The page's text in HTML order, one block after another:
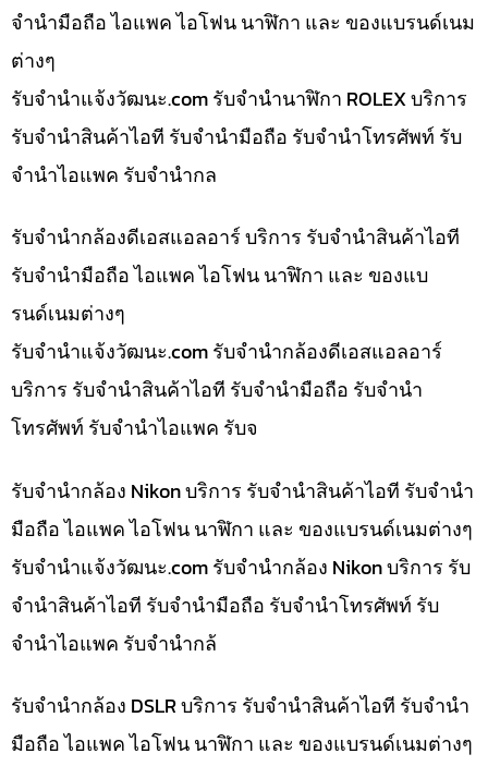
จำนำมือถือ ไอแพค ไอโฟน นาฬิกา และ ของแบรนด์เนม
ต่างๆ
รับจํานําแจ้งวัฒนะ.com รับจำนำนาฬิกา ROLEX บริการ
รับจำนำสินค้าไอที รับจำนำมือถือ รับจำนำโทรศัพท์ รับ
จำนำไอแพค รับจำนำกล
รับจำนำกล้องดีเอสแอลอาร์ บริการ รับจำนำสินค้าไอที
รับจำนำมือถือ ไอแพค ไอโฟน นาฬิกา และ ของแบ
รนด์เนมต่างๆ
รับจํานําแจ้งวัฒนะ.com รับจำนำกล้องดีเอสแอลอาร์
บริการ รับจำนำสินค้าไอที รับจำนำมือถือ รับจำนำ
โทรศัพท์ รับจำนำไอแพค รับจ
รับจำนำกล้อง Nikon บริการ รับจำนำสินค้าไอที รับจำนำ
มือถือ ไอแพค ไอโฟน นาฬิกา และ ของแบรนด์เนมต่างๆ
รับจํานําแจ้งวัฒนะ.com รับจำนำกล้อง Nikon บริการ รับ
จำนำสินค้าไอที รับจำนำมือถือ รับจำนำโทรศัพท์ รับ
จำนำไอแพค รับจำนำกล้
รับจำนำกล้อง DSLR บริการ รับจำนำสินค้าไอที รับจำนำ
มือถือ ไอแพค ไอโฟน นาฬิกา และ ของแบรนด์เนมต่างๆ